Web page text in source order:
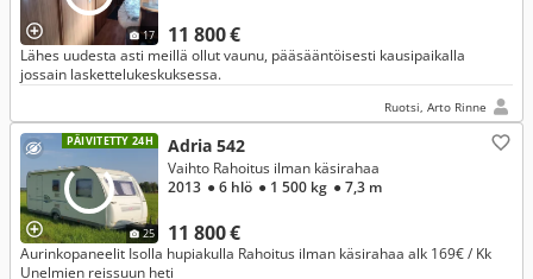
17 11 800 €
Lähes uudesta asti meillä ollut vaunu, pääsääntöisesti kausipaikalla
jossain laskettelukeskuksessa.
Ruotsi, Arto Rinne
PÄIVITETTY 24H
25
Adria 542
11 800 €
Vaihto Rahoitus ilman käsirahaa
2013 ● 6 hlö ● 1 500 kg ● 7,3 m
Aurinkopaneelit Isolla hupiakulla Rahoitus ilman käsirahaa alk 169€ / Kk
Unelmien reissuun heti